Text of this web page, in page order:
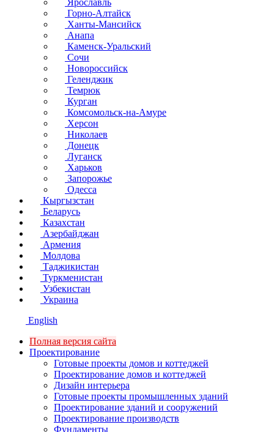
Ярославль
Горно-Алтайск
Ханты-Мансийск
Анапа
Каменск-Уральский
Сочи
Новороссийск
Геленджик
Темрюк
Курган
Комсомольск-на-Амуре
Херсон
Николаев
Донецк
Луганск
Харьков
Запорожье
Одесса
Кыргызстан
Беларусь
Казахстан
Азербайджан
Армения
Молдова
Таджикистан
Туркменистан
Узбекистан
Украина
English
Полная версия сайта
Проектирование
Готовые проекты домов и коттеджей
Проектирование домов и коттеджей
Дизайн интерьера
Готовые проекты промышленных зданий
Проектирование зданий и сооружений
Проектирование производств
Фундаменты